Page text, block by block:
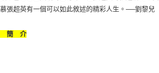
張超英有一個可以如此敘述的精彩人生。──劉黎兒
簡 介